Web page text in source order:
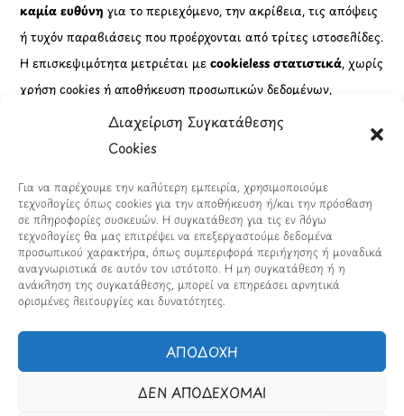
Διαχείριση Συγκατάθεσης
Cookies
Για να παρέχουμε την καλύτερη εμπειρία, χρησιμοποιούμε
τεχνολογίες όπως cookies για την αποθήκευση ή/και την πρόσβαση
σε πληροφορίες συσκευών. Η συγκατάθεση για τις εν λόγω
τεχνολογίες θα μας επιτρέψει να επεξεργαστούμε δεδομένα
προσωπικού χαρακτήρα, όπως συμπεριφορά περιήγησης ή μοναδικά
αναγνωριστικά σε αυτόν τον ιστότοπο. Η μη συγκατάθεση ή η
ανάκληση της συγκατάθεσης, μπορεί να επηρεάσει αρνητικά
ορισμένες λειτουργίες και δυνατότητες.
ΑΠΟΔΟΧΗ
ΔΕΝ ΑΠΟΔΕΧΟΜΑΙ
καμία ευθύνη για το περιεχόμενο, την ακρίβεια, τις απόψεις
ή τυχόν παραβιάσεις που προέρχονται από τρίτες ιστοσελίδες.
Η επισκεψιμότητα μετριέται μεcookieless στατιστικά, χωρίς
χρήση cookies ή αποθήκευση προσωπικών δεδομένων,
πλήρη συμμόρφωση με τον Κανονισμό (ΕΕ) 2016/679
Πληροφορίες
Εταιρικά Στοιχεία
Πώς Λειτουργεί
Πολιτική Απορρήτου & Cookies
Πολιτική Πλουραλισμού και Διαφάνειας
Όροι Αγορών, Αποστολών & Επιστροφών